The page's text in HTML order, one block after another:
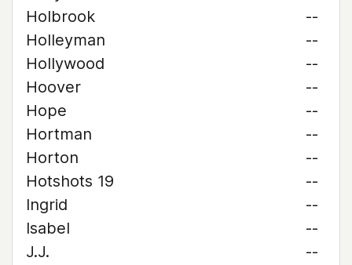
Holbrook
--
Holleyman
--
Hollywood
--
Hoover
--
Hope
--
Hortman
--
Horton
--
Hotshots 19
--
Ingrid
--
Isabel
--
J.J.
--